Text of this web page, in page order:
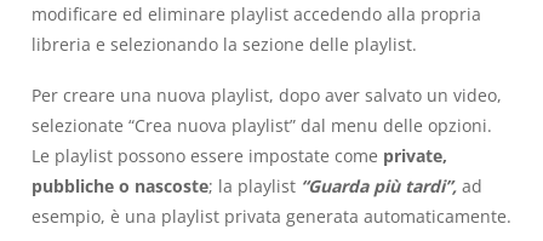
modificare ed eliminare playlist accedendo alla propria
libreria e selezionando la sezione delle playlist.
Per creare una nuova playlist, dopo aver salvato un video,
selezionate “Crea nuova playlist” dal menu delle opzioni.
Le playlist possono essere impostate come private,
pubbliche o nascoste; la playlist “Guarda più tardi”, ad
esempio, è una playlist privata generata automaticamente.